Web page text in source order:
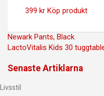
399 kr Köp produkt
Inläggsnavigering
Newark Pants, Black
LactoVitalis Kids 30
Senaste Artiklarna
Livsstil